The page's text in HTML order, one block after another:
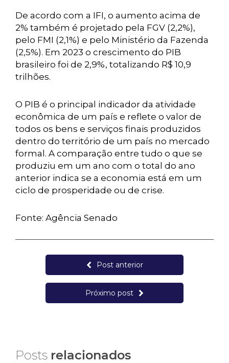
De acordo com a IFI, o aumento acima de
2% também é projetado pela FGV (2,2%),
pelo FMI (2,1%) e pelo Ministério da Fazenda
(2,5%). Em 2023 o crescimento do PIB
brasileiro foi de 2,9%, totalizando R$ 10,9
trilhões.
O PIB é o principal indicador da atividade
econômica de um país e reflete o valor de
todos os bens e serviços finais produzidos
dentro do território de um país no mercado
formal. A comparação entre tudo o que se
produziu em um ano com o total do ano
anterior indica se a economia está em um
ciclo de prosperidade ou de crise.
Fonte: Agência Senado
Post anterior
Próximo post
Posts relacionados